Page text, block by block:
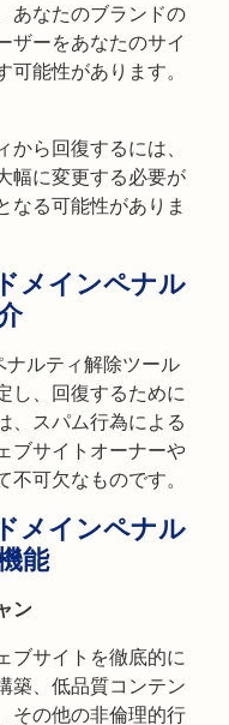
あなたのブランドの
ザーをあなたのサイ
可能性があります。
ら回復するには、
幅に変更する必要が
なる可能性がありま
メインペナル
ルティ解除ツール
し、回復するために
、スパム行為による
ブサイトオーナーや
可欠なものです。
メインペナル
能
ン
ブサイトを徹底的に
築、低品質コンテン
その他の非倫理的行